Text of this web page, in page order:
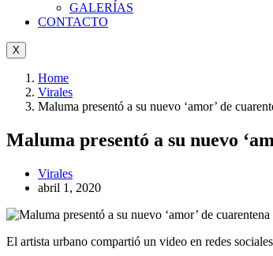
GALERÍAS
CONTACTO
X
Home
Virales
Maluma presentó a su nuevo ‘amor’ de
Maluma presentó a su nuevo
Virales
abril 1, 2020
El artista urbano compartió un video en redes